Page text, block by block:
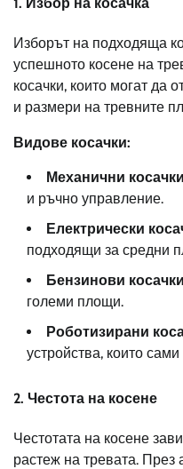
Изборът на подходяща
успешното косене на
косачки, които могат да
и размери на тревните
Видове косачки:
Механични
и ръчно управление.
Електрически
подходящи за средни
Бензинови
големи площи.
Роботизирани
устройства, които
2. Честота на косене
Честотата на косене
растеж на тревата. През